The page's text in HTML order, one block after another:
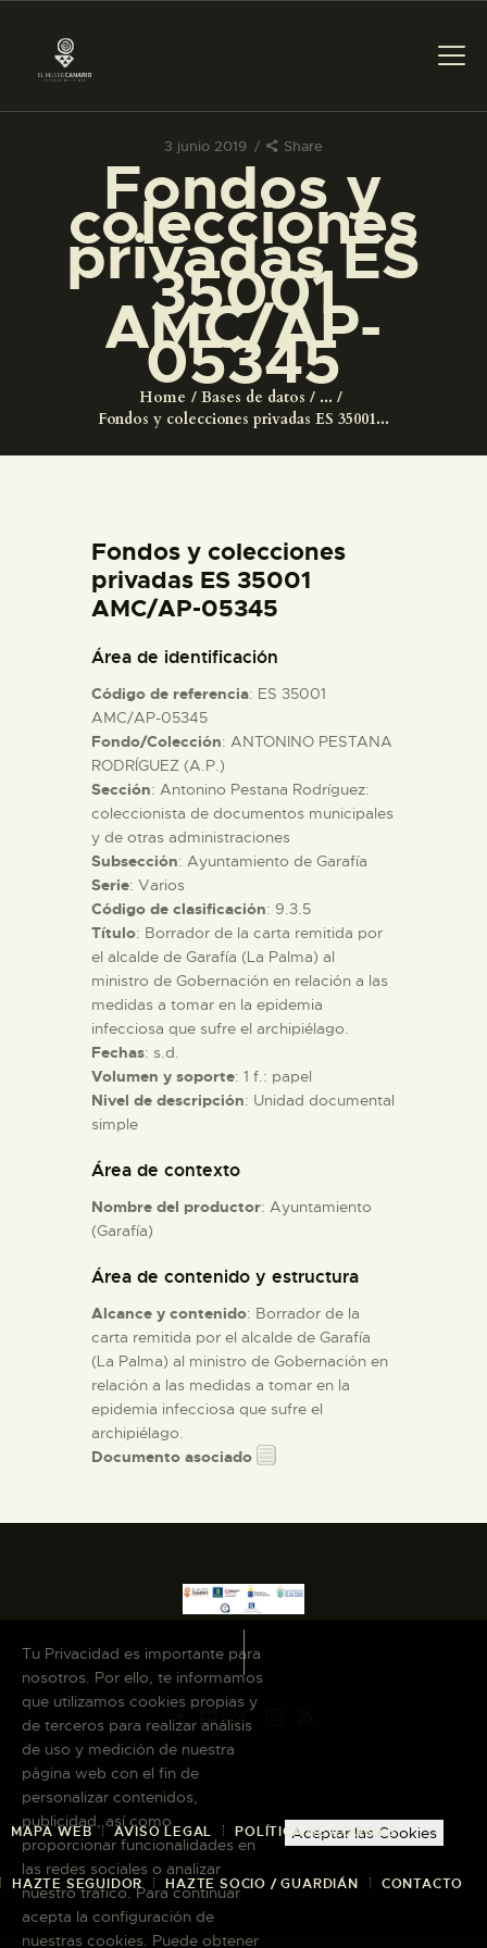
3 junio 2019 Share
Fondos y
colecciones
privadas ES
35001
AMC/AP-
05345
Home Bases de datos
...
Fondos y colecciones privadas ES 35001...
PREPARAR LA VISITA
ACTIVIDADES
█
EL MUSEO
ESPAÑOL
ACTIVIDADES
█
EL MUSEO
COLECCIONES
DIDÁCTICA
ESPAÑOL
Fondos y colecciones
privadas ES 35001
AMC/AP-05345
Área de identificación
Código de referencia: ES 35001
AMC/AP-05345
Fondo/Colección: ANTONINO PESTANA
RODRÍGUEZ (A.P.)
Sección: Antonino Pestana Rodríguez:
coleccionista de documentos municipales
y de otras administraciones
Subsección: Ayuntamiento de Garafía
Serie: Varios
Código de clasificación: 9.3.5
Título: Borrador de la carta remitida por
el alcalde de Garafía (La Palma) al
ministro de Gobernación en relación a las
medidas a tomar en la epidemia
infecciosa que sufre el archipiélago.
Fechas: s.d.
Volumen y soporte: 1 f.: papel
Nivel de descripción: Unidad documental
simple
Área de contexto
Nombre del productor: Ayuntamiento
(Garafía)
Área de contenido y estructura
Alcance y contenido: Borrador de la
carta remitida por el alcalde de Garafía
(La Palma) al ministro de Gobernación en
relación a las medidas a tomar en la
epidemia infecciosa que sufre el
archipiélago.
Documento asociado
MAPA WEB AVISO LEGAL POLÍTICA DE COOKIES
HAZTE SEGUIDOR HAZTE SOCIO / GUARDIÁN CONTACTO
Tu Privacidad es importante para
nosotros. Por ello, te informamos
que utilizamos cookies propias y
de terceros para realizar análisis
de uso y medición de nuestra
página web con el fin de
personalizar contenidos,
publicidad, así como
proporcionar funcionalidades en
las redes sociales o analizar
nuestro tráfico. Para continuar
acepta la configuración de
nuestras cookies. Puede obtener
Aceptar las Cookies